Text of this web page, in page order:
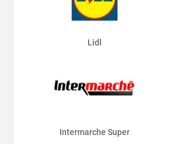
Lidl
Intermarche Super